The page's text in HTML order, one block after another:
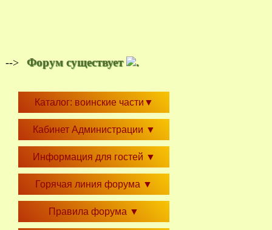
--> Форум существует .
Каталог: воинские части ▼
Кабинет Администрации ▼
Информация для гостей ▼
Горячая линия форума ▼
Правила форума ▼